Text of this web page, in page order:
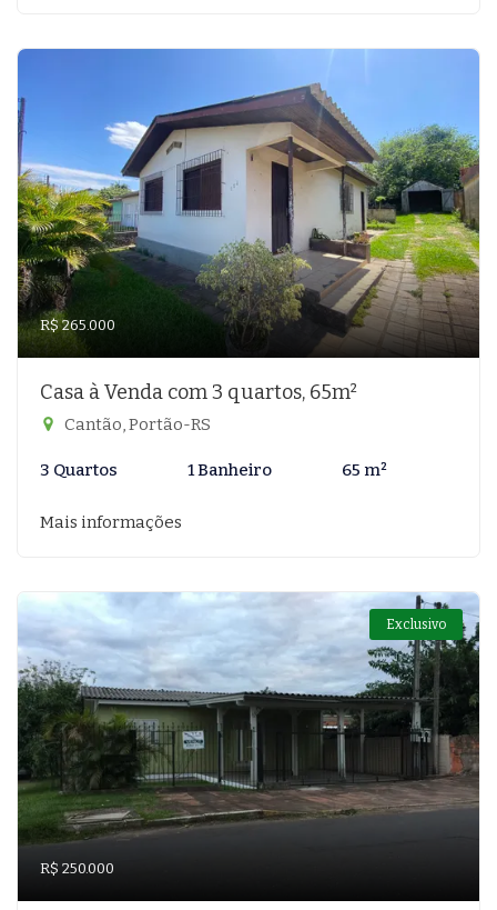
R$ 265.000
Casa à Venda com 3 quartos, 65m²
Cantão, Portão-RS
3 Quartos 1 Banheiro 65 m²
Mais informações
Exclusivo
R$ 250.000